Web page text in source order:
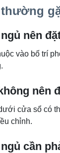
nên
vào bố trí
cửa sổ có
chỉnh.
cần